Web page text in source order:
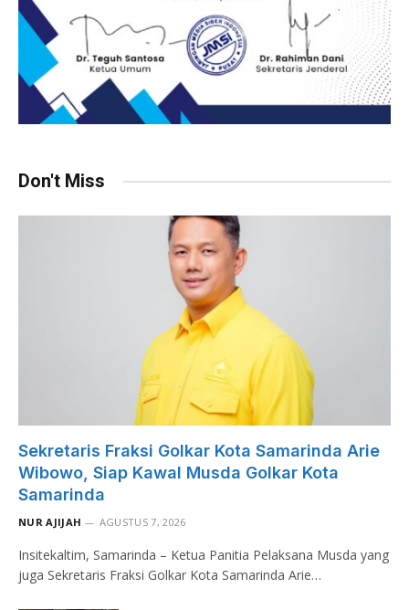
Don't Miss
Sekretaris Fraksi Golkar Kota Samarinda Arie
Wibowo, Siap Kawal Musda Golkar Kota
Samarinda
NUR AJIJAH AGUSTUS 7, 2026
Insitekaltim, Samarinda – Ketua Panitia Pelaksana Musda yang
juga Sekretaris Fraksi Golkar Kota Samarinda Arie…